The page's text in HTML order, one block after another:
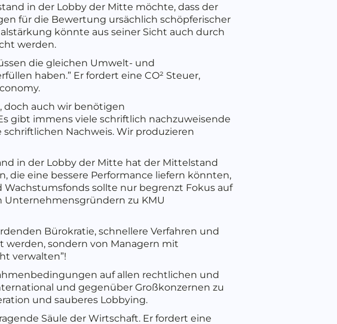
in der Lobby der Mitte möchte, dass der
für die Bewertung ursächlich schöpferischer
könnte aus seiner Sicht auch durch
werden.
die gleichen Umwelt- und
haben.” Er fordert eine CO² Steuer,
doch auch wir benötigen
gibt immens viele schriftlich nachzuweisende
Nachweis. Wir produzieren
in der Lobby der Mitte hat der Mittelstand
die eine bessere Performance liefern könnten,
sollte nur begrenzt Fokus auf
Unternehmensgründern zu KMU
Bürokratie, schnellere Verfahren und
werden, sondern von Managern mit
verwalten”!
auf allen rechtlichen und
und gegenüber Großkonzernen zu
und sauberes Lobbying.
Säule der Wirtschaft. Er fordert eine